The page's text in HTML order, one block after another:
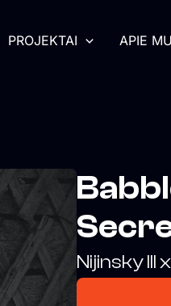
PROJEKTAI APIE
Nijinsky III